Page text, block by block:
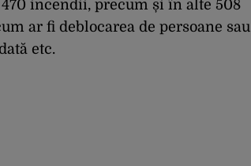
incendii, precum și în alte 508
ar fi deblocarea de persoane sau
etc.